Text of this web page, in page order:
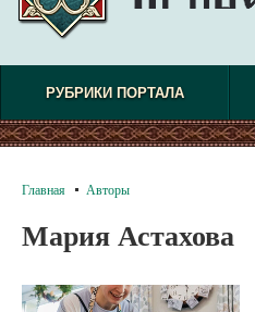
РУБРИКИ ПОРТАЛА
Главная Авторы
Мария Астахова